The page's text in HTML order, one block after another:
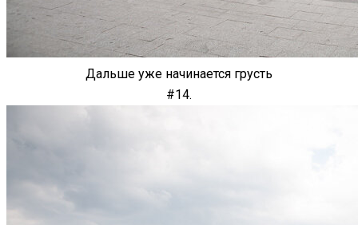
Дальше уже начинается грусть
#14.